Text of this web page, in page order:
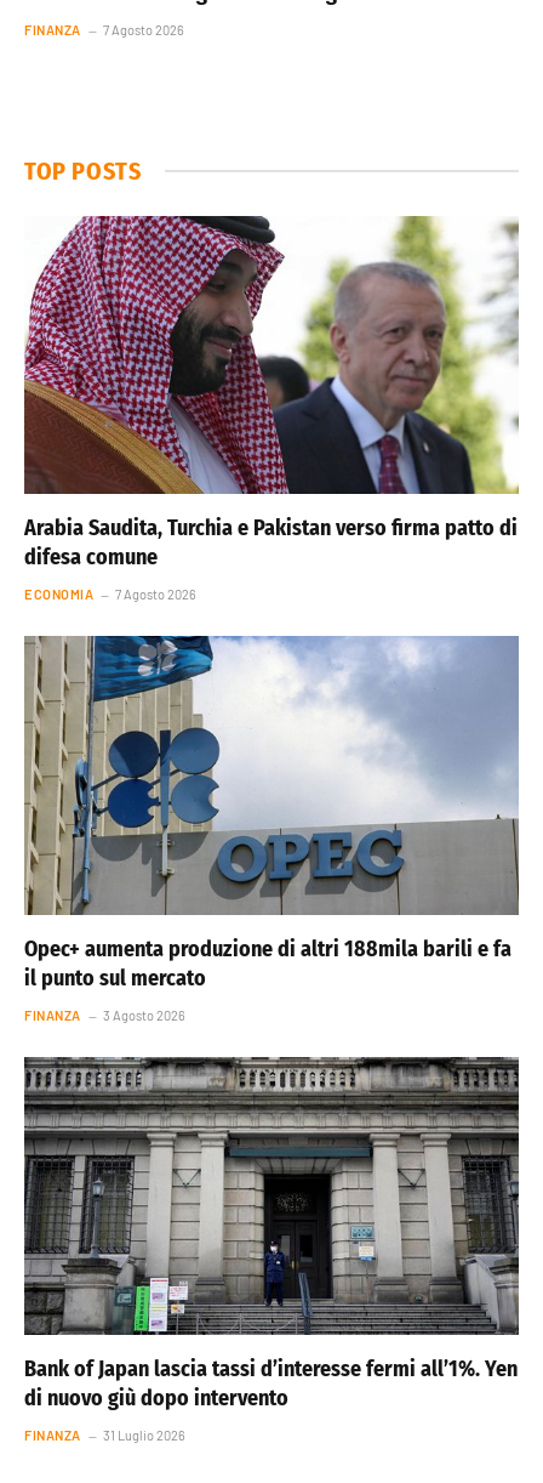
FINANZA 7 Agosto 2026
TOP POSTS
Arabia Saudita, Turchia e Pakistan verso firma patto di
difesa comune
ECONOMIA 7 Agosto 2026
Opec+ aumenta produzione di altri 188mila barili e fa
il punto sul mercato
FINANZA 3 Agosto 2026
Bank of Japan lascia tassi d’interesse fermi all’1%. Yen
di nuovo giù dopo intervento
FINANZA 31 Luglio 2026